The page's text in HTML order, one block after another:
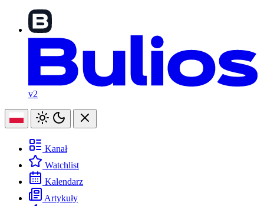
v2
Kanał
Watchlist
Kalendarz
Artykuły